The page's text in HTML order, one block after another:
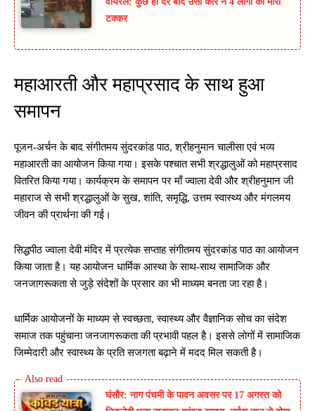
टक्कर
महाआरती और महाप्रसाद के साथ हुआ
समापन
पूजन-अर्चन के बाद संगीतमय सुंदरकांड पाठ, श्रीहनुमान चालीसा एवं भव्य
महाआरती का आयोजन किया गया। इसके पश्चात सभी श्रद्धालुओं को महाप्रसाद
वितरित किया गया। कार्यक्रम के समापन पर माँ ज्वाला देवी और श्रीहनुमान जी
महाराज से सभी श्रद्धालुओं के सुख, शांति, समृद्धि, उत्तम स्वास्थ्य और मंगलमय
जीवन की प्रार्थना की गई।
सिद्धपीठ ज्वाला देवी मंदिर में प्रत्येक सप्ताह संगीतमय सुंदरकांड पाठ का आयोजन
किया जाता है। यह आयोजन धार्मिक आस्था के साथ-साथ सामाजिक और
जनजागरूकता से जुड़े संदेशों के प्रसार का भी माध्यम बनता जा रहा है।
धार्मिक आयोजनों के माध्यम से स्वच्छता, स्वास्थ्य और वैज्ञानिक सोच का संदेश
समाज तक पहुंचाना जनजागरूकता की प्रभावी पहल है। इससे लोगों में सामाजिक
जिम्मेदारी और स्वास्थ्य के प्रति सजगता बढ़ाने में मदद मिल सकती है।
घंसौर: नाग पंचमी के पावन अवसर पर 17 अगस्त को